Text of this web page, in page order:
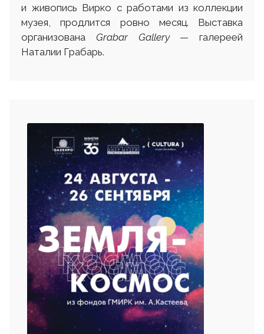
и живопись Вирко с работами из коллекции
музея, продлится ровно месяц. Выставка
организована Grabar Gallery— галереей
Наталии Грабарь.